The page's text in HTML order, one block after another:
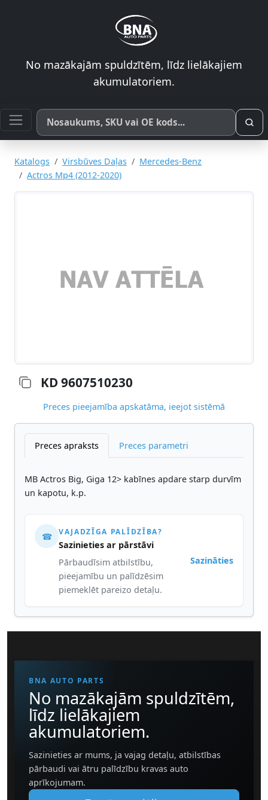
No mazākajām spuldzītēm, līdz lielākajiem
akumulatoriem.
Meklēt pēc produkta nosaukuma, SKU vai OE koda
Katalogs Virsbūves Daļas
Mercedes-Benz
Actros Mp4 (2012-2020)
KD 9607510230
Preces pieejamība apskatāma, ieejot sistēmā
Preces apraksts Preces parametri
MB Actros Big, Giga 12> kabīnes apdare starp durvīm
un kapotu, k.p.
☎ VAJADZĪGA PALĪDZĪBA?
Sazinieties ar pārstāvi
Pārbaudīsim atbilstību,
pieejamību un palīdzēsim
piemeklēt pareizo detaļu.
Sazināties
BNA AUTO PARTS
No mazākajām spuldzītēm,
līdz lielākajiem
akumulatoriem.
Sazinieties ar mums, ja vajag detaļu, atbilstības
pārbaudi vai ātru palīdzību kravas auto
aprīkojumam.